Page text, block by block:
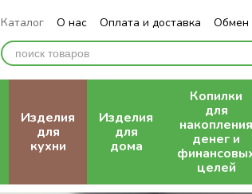
Каталог О нас Оплата и доставка Обмен
Отзывы о магазине
Изделия
для
кухни
Изделия
для
дома
Копилки
для
накопления
денег и
целей